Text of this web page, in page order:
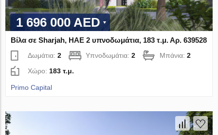
1 696 000 AED
Βίλα σε Sharjah, ΗΑΕ 2 υπνοδωμάτια, 183 τ.μ. Αρ. 639528
Δωμάτια:2 Υπνοδωμάτια:2 Μπάνια:2
Χώρο: 183 τ.μ.
Primo Capital